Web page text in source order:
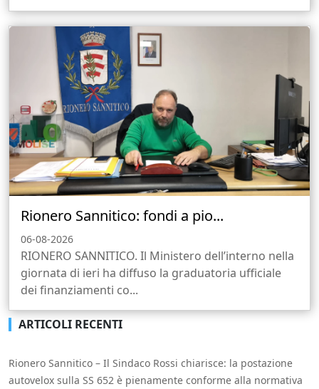
Rionero Sannitico: fondi a pio...
06-08-2026
RIONERO SANNITICO. Il Ministero dell’interno nella
giornata di ieri ha diffuso la graduatoria ufficiale
dei finanziamenti co...
ARTICOLI RECENTI
Rionero Sannitico – Il Sindaco Rossi chiarisce: la postazione
autovelox sulla SS 652 è pienamente conforme alla normativa